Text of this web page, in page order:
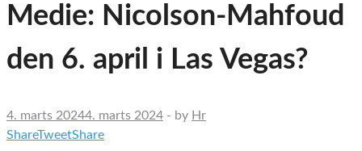
Medie: Nicolson-Mahfoud
den 6. april i Las Vegas?
4. marts 20244. marts 2024 - by Hr
ShareTweetShare